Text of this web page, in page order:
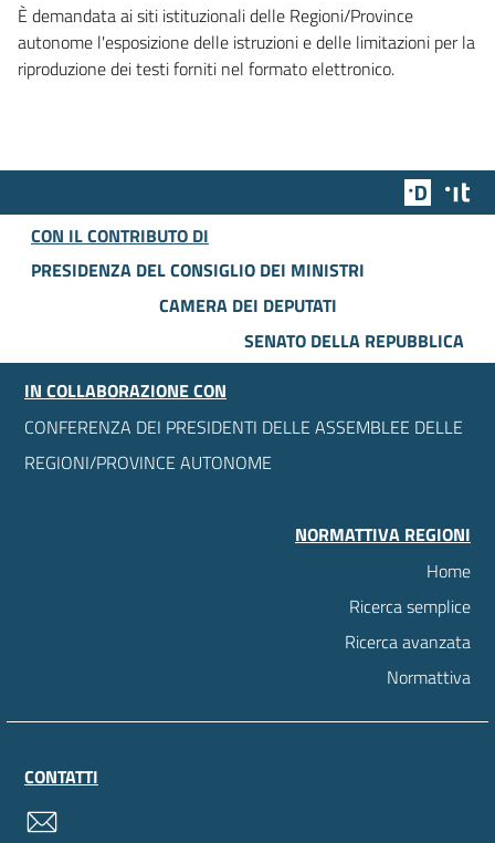
È demandata ai siti istituzionali delle Regioni/Province
autonome l'esposizione delle istruzioni e delle limitazioni per la
riproduzione dei testi forniti nel formato elettronico.
Team
CON IL CONTRIBUTO DI
PRESIDENZA DEL CONSIGLIO DEI MINISTRI
CAMERA DEI DEPUTATI
SENATO DELLA REPUBBLICA
IN COLLABORAZIONE CON
CONFERENZA DEI PRESIDENTI DELLE ASSEMBLEE DELLE
REGIONI/PROVINCE AUTONOME
NORMATTIVA REGIONI
Home
Ricerca semplice
Ricerca avanzata
Normattiva
CONTATTI